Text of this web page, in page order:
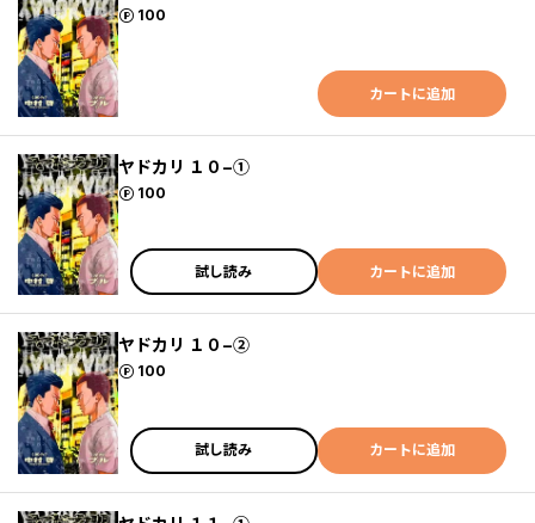
100
ポイント
カートに追加
ヤドカリ １０−①
100
ポイント
試し読み カートに追加
ヤドカリ １０−②
100
ポイント
試し読み カートに追加